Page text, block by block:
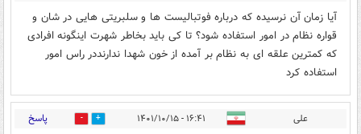
آیا زمان آن نرسیده که درباره فوتبالیست ها و سلبریتی هایی در شان و
قواره نظام در امور استفاده شود؟ تا کی باید بخاطر شهرت اینگونه افرادی
که کمترین علقه ای به نظام بر آمده از خون شهدا ندارنددر راس امور
استفاده کرد
علی ۱۶:۴۱ - ۱۴۰۱/۱۰/۱۵ 0 پاسخ